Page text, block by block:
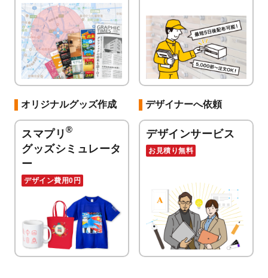
オリジナルグッズ作成
スマプリ ®
グッズシミュレータ
ー
デザイン費用0円
デザイナーへ依頼
デザインサービス
お見積り無料